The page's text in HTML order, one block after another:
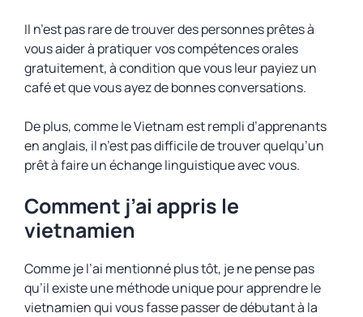
Il n’est pas rare de trouver des personnes prêtes à
vous aider à pratiquer vos compétences orales
gratuitement, à condition que vous leur payiez un
café et que vous ayez de bonnes conversations.
De plus, comme le Vietnam est rempli d’apprenants
en anglais, il n’est pas difficile de trouver quelqu’un
prêt à faire un échange linguistique avec vous.
Comment j’ai appris le
vietnamien
Comme je l’ai mentionné plus tôt, je ne pense pas
qu’il existe une méthode unique pour apprendre le
vietnamien qui vous fasse passer de débutant à la